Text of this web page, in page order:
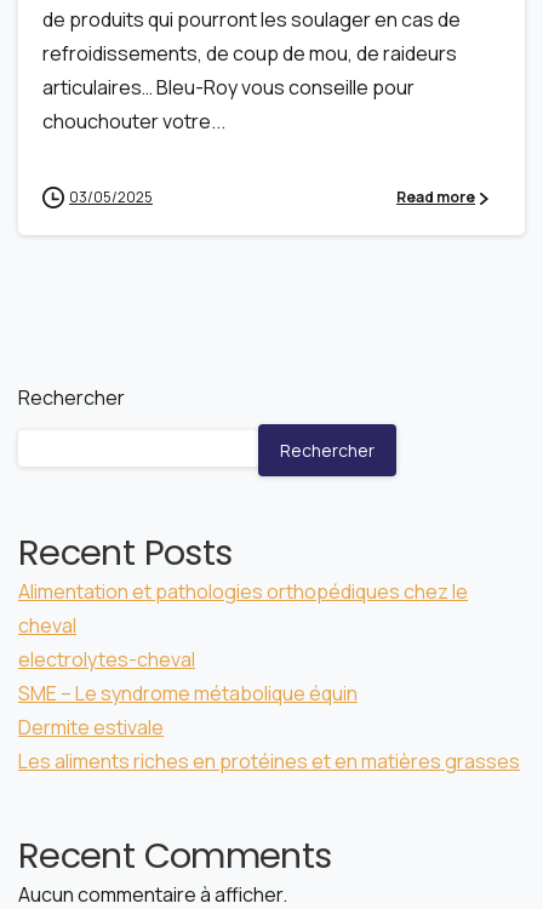
de produits qui pourront les soulager en cas de
refroidissements, de coup de mou, de raideurs
articulaires… Bleu-Roy vous conseille pour
chouchouter votre...
03/05/2025 Read more
Rechercher
Rechercher
Recent Posts
Alimentation et pathologies orthopédiques chez le
cheval
electrolytes-cheval
SME – Le syndrome métabolique équin
Dermite estivale
Les aliments riches en protéines et en matières grasses
Recent Comments
Aucun commentaire à afficher.